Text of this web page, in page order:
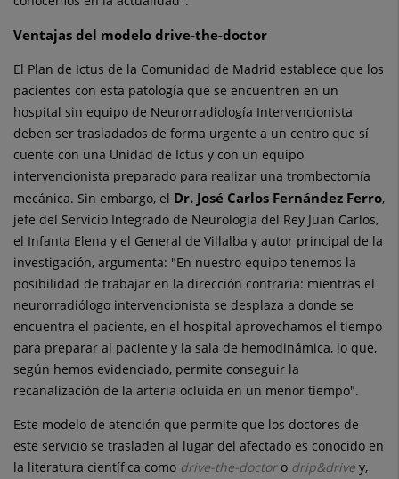
Ventajas del modelo drive-the-doctor
El Plan de Ictus de la Comunidad de Madrid establece que los
pacientes con esta patología que se encuentren en un
hospital sin equipo de Neurorradiología Intervencionista
deben ser trasladados de forma urgente a un centro que sí
cuente con una Unidad de Ictus y con un equipo
intervencionista preparado para realizar una trombectomía
mecánica. Sin embargo, el Dr. José Carlos Fernández Ferro,
jefe del Servicio Integrado de Neurología del Rey Juan Carlos,
el Infanta Elena y el General de Villalba y autor principal de la
investigación, argumenta: "En nuestro equipo tenemos la
posibilidad de trabajar en la dirección contraria: mientras el
neurorradiólogo intervencionista se desplaza a donde se
encuentra el paciente, en el hospital aprovechamos el tiempo
para preparar al paciente y la sala de hemodinámica, lo que,
según hemos evidenciado, permite conseguir la
recanalización de la arteria ocluida en un menor tiempo".
Este modelo de atención que permite que los doctores de
este servicio se trasladen al lugar del afectado es conocido en
la literatura científica como drive-the-doctoro drip&drive y,